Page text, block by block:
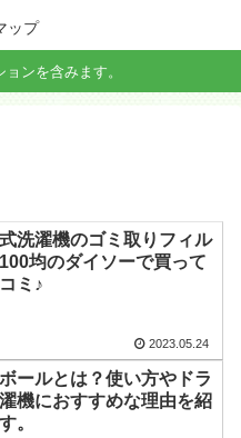
ップ
ンを含みます。
式洗濯機のゴミ取りフィル
均のダイソーで買って
ミ♪
2023.05.24
ボールとは？使い方やドラ
機におすすめな理由を紹
。